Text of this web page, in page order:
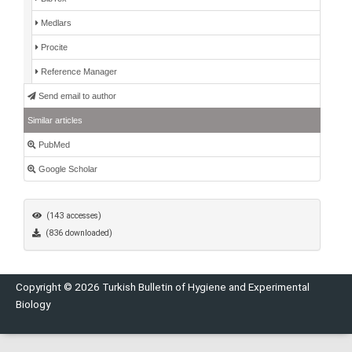
Medlars
Procite
Reference Manager
Send email to author
Similar articles
PubMed
Google Scholar
(143 accesses)
(836 downloaded)
Copyright © 2026 Turkish Bulletin of Hygiene and Experimental
Biology